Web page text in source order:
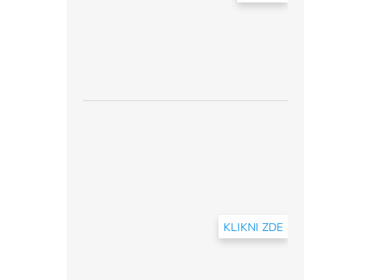
KLIKNI ZDE